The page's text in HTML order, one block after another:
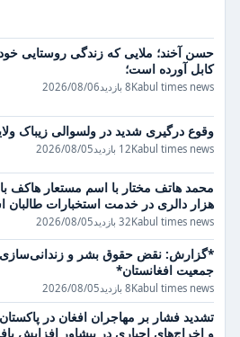
حسن آخند؛ ملایی که زندگی روستایی
کابل آورده است؛
Kabul times news8 بازدید 2026/08/06
وقوع درگیری شدید در ولسوالی زیباک
Kabul times news12 بازدید 2026/08/05
محمد هاتف مختار با اسم مستعار هاکف
هزار دالری در خدمت استخبارات
Kabul times news32 بازدید 2026/08/05
*گزارش: نقض حقوق بشر و زندانی‌سازی
جمعیت افغانستان*
Kabul times news8 بازدید 2026/08/05
تشدید فشار بر مهاجران افغان در
و اخراج‌های اجباری در پیشاور افزایش